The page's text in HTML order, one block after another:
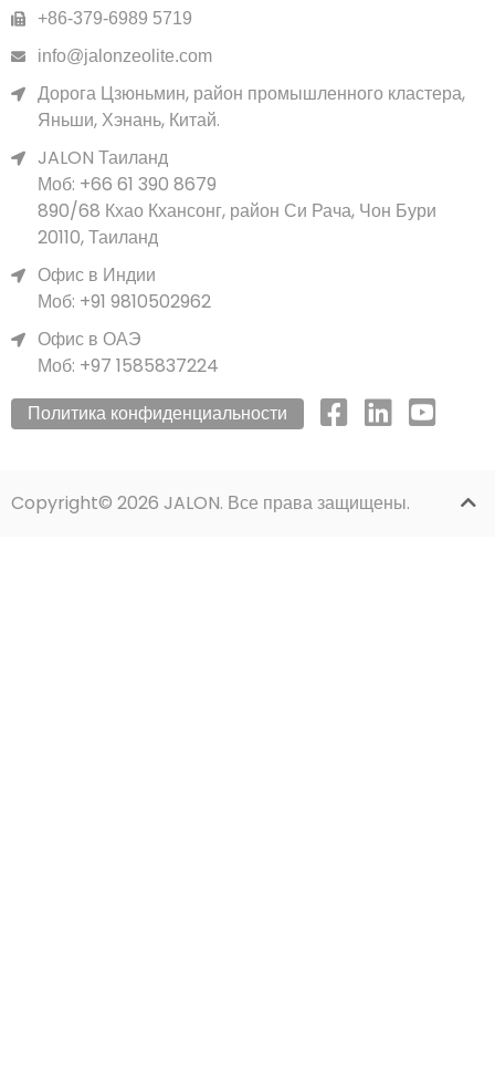
+86-379-6989 5719
info@jalonzeolite.com
Дорога Цзюньмин, район промышленного кластера,
Яньши, Хэнань, Китай.
JALON Таиланд
Моб: +66 61 390 8679
890/68 Кхао Кхансонг, район Си Рача, Чон Бури
20110, Таиланд
Офис в Индии
Моб: +91 9810502962
Офис в ОАЭ
Моб: +97 1585837224
Политика конфиденциальности
Copyright© 2026 JALON. Все права защищены.